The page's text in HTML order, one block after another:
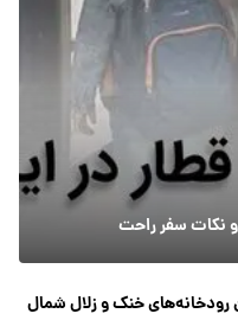
و نکات سفر راحت
رودخانه‌های خنک و زلال شمال